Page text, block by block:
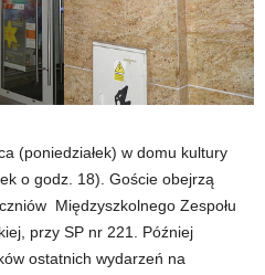
(poniedziałek) w domu kultury
o godz. 18). Goście obejrzą
Międzyszkolnego Zespołu
przy SP nr 221. Później
ostatnich wydarzeń na